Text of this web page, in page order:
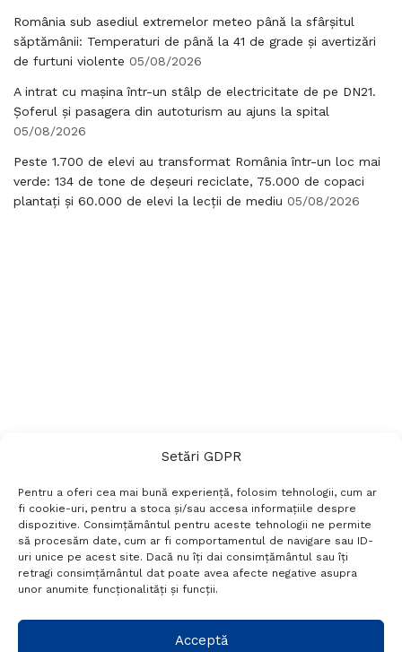
Setări GDPR
Pentru a oferi cea mai bună experiență, folosim tehnologii, cum ar
fi cookie-uri, pentru a stoca și/sau accesa informațiile despre
dispozitive. Consimțământul pentru aceste tehnologii ne permite
să procesăm date, cum ar fi comportamentul de navigare sau ID-
uri unice pe acest site. Dacă nu îți dai consimțământul sau îți
retragi consimțământul dat poate avea afecte negative asupra
unor anumite funcționalități și funcții.
Acceptă
România sub asediul extremelor meteo până la sfârșitul
săptămânii: Temperaturi de până la 41 de grade și avertizări
de furtuni violente 05/08/2026
A intrat cu mașina într-un stâlp de electricitate de pe DN21.
Șoferul și pasagera din autoturism au ajuns la spital
05/08/2026
Peste 1.700 de elevi au transformat România într-un loc mai
verde: 134 de tone de deșeuri reciclate, 75.000 de copaci
plantați și 60.000 de elevi la lecții de mediu 05/08/2026
Termeni si conditii
Politică de confidențialitate
Politica cookies
Setări GDPR
+40 788 760 194